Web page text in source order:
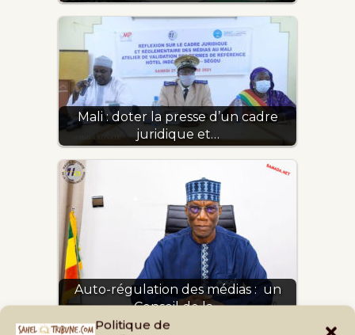
Politique de
Mali : doter la presse d’un cadre
juridique et…
Auto-régulation des médias : un
Conseil de la…